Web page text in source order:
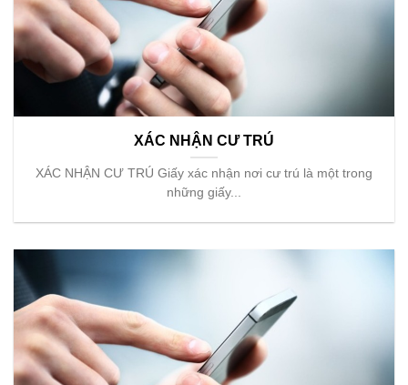
XÁC NHẬN CƯ TRÚ
XÁC NHẬN CƯ TRÚ Giấy xác nhận nơi cư trú là một trong
những giấy...